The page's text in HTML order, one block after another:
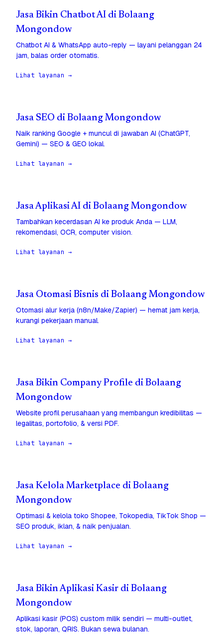
Jasa Bikin Chatbot AI di Bolaang
Mongondow
Chatbot AI & WhatsApp auto-reply — layani pelanggan 24
jam, balas order otomatis.
Lihat layanan →
Jasa SEO di Bolaang Mongondow
Naik ranking Google + muncul di jawaban AI (ChatGPT,
Gemini) — SEO & GEO lokal.
Lihat layanan →
Jasa Aplikasi AI di Bolaang Mongondow
Tambahkan kecerdasan AI ke produk Anda — LLM,
rekomendasi, OCR, computer vision.
Lihat layanan →
Jasa Otomasi Bisnis di Bolaang Mongondow
Otomasi alur kerja (n8n/Make/Zapier) — hemat jam kerja,
kurangi pekerjaan manual.
Lihat layanan →
Jasa Bikin Company Profile di Bolaang
Mongondow
Website profil perusahaan yang membangun kredibilitas —
legalitas, portofolio, & versi PDF.
Lihat layanan →
Jasa Kelola Marketplace di Bolaang
Mongondow
Optimasi & kelola toko Shopee, Tokopedia, TikTok Shop —
SEO produk, iklan, & naik penjualan.
Lihat layanan →
Jasa Bikin Aplikasi Kasir di Bolaang
Mongondow
Aplikasi kasir (POS) custom milik sendiri — multi-outlet,
stok, laporan, QRIS. Bukan sewa bulanan.